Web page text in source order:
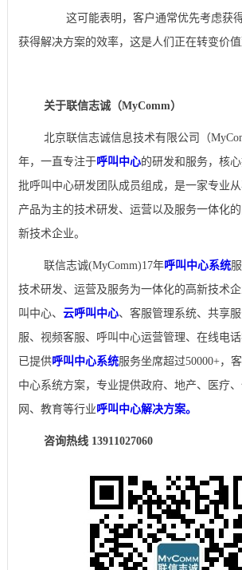
这可能表明，客户通常优先考虑获
获得解决方案的效率，这是人们正在转变价值
关于联信志诚（MyComm）
北京联信志诚信息技术有限公司（
年，一直专注于呼叫中心的研发和服务，核
批呼叫中心研发团队成员组成，是一家专业从
产品为主的技术研发、运营以及服务一体化
新技术企业。
联信志诚(MyComm)17年呼叫中心系统
技术研发、运营及服务为一体化的高新技术
叫中心、 云呼叫中心、客服管理系统、共享
服、视频客服、呼叫中心运营管理、在线电话
已提供呼叫中心系统服务坐席超过50000+，
中心系统方案，专业提供政府、地产、医疗
网、教育等行业 呼叫中心解决方案。
咨询热线 13911027060